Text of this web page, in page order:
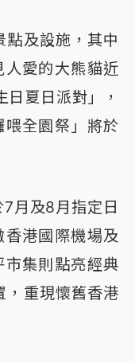
及設施，其中
愛的大熊貓近
夏日派對」，
全園祭」將於
月及8月指定日
港國際機場及
集則點亮經典
，重現懷舊香港